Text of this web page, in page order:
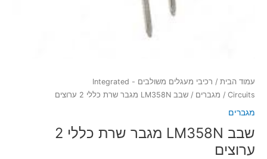
עמוד הבית /
רכיבי מעגלים משולבים - Integrated
Circuits
/ מגברים / שבב LM358N מגבר שרת כללי 2 ערוצים
מגברים
שבב LM358N מגבר שרת כללי 2
ערוצים